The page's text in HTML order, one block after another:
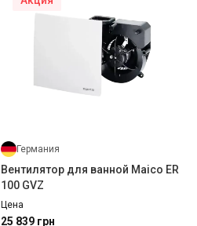
Украина
Фильтр Meltem G3 (160х200х5
Германия
Вентилятор для ванной Maico ER
100 GVZ
Цена
25 839 грн